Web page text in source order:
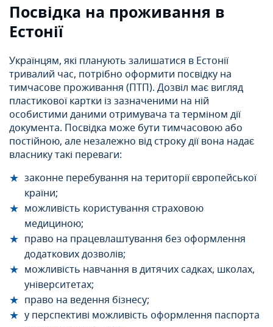
Посвідка на проживання в
Естонії
Українцям, які планують залишатися в Естонії
тривалий час, потрібно оформити посвідку на
тимчасове проживання (ПТП). Дозвіл має вигляд
пластикової картки із зазначеними на ній
особистими даними отримувача та терміном дії
документа. Посвідка може бути тимчасовою або
постійною, але незалежно від строку дії вона надає
власнику такі переваги:
законне перебування на території європейської
країни;
можливість користування страховою
медициною;
право на працевлаштування без оформлення
додаткових дозволів;
можливість навчання в дитячих садках, школах,
університетах;
право на ведення бізнесу;
у перспективі можливість оформлення паспорта